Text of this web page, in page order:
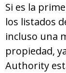
Si es la
los listados
incluso una
propiedad,
Authоrity